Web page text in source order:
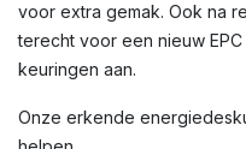
voor extra gemak. Ook na
terecht voor een nieuw
keuringen aan.
Onze erkende